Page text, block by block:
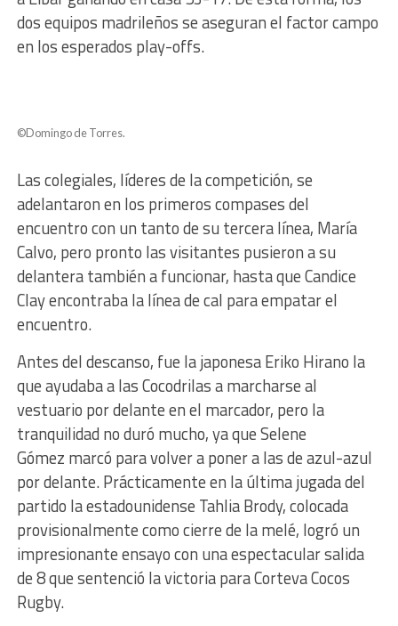
dos equipos madrileños se aseguran el factor campo
en los esperados play-offs.
©Domingo de Torres.
Las colegiales, líderes de la competición, se
adelantaron en los primeros compases del
encuentro con un tanto de su tercera línea, María
Calvo, pero pronto las visitantes pusieron a su
delantera también a funcionar, hasta que Candice
Clay encontraba la línea de cal para empatar el
encuentro.
Antes del descanso, fue la japonesa Eriko Hirano la
que ayudaba a las Cocodrilas a marcharse al
vestuario por delante en el marcador, pero la
tranquilidad no duró mucho, ya que Selene
Gómez marcó para volver a poner a las de azul-azul
por delante. Prácticamente en la última jugada del
partido la estadounidense Tahlia Brody, colocada
provisionalmente como cierre de la melé, logró un
impresionante ensayo con una espectacular salida
de 8 que sentenció la victoria para Corteva Cocos
Rugby.